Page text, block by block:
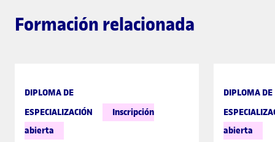
Formación relacionada
DIPLOMA DE
ESPECIALIZACIÓN
Inscripción
abierta
DIPLOMA DE
abierta